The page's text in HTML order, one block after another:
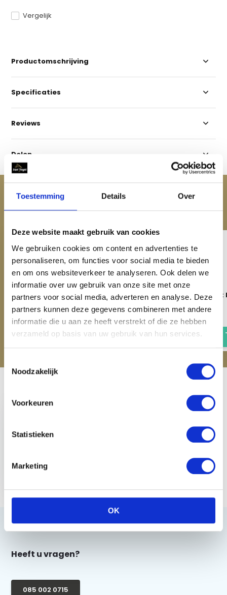
Toestemming Details Over
Deze website maakt gebruik van cookies
We gebruiken cookies om content en advertenties te
personaliseren, om functies voor social media te bieden
en om ons websiteverkeer te analyseren. Ook delen we
informatie over uw gebruik van onze site met onze
partners voor social media, adverteren en analyse. Deze
partners kunnen deze gegevens combineren met andere
informatie die u aan ze heeft verstrekt of die ze hebben
verzameld op basis van uw gebruik van hun services.
Noodzakelijk
Voorkeuren
Statistieken
Marketing
OK
Vergelijk
Productomschrijving
Specificaties
Reviews
Delen
ACCESSOIRES
Maak je aankoop compleet
Harry's Horse Mini Gift Box -
Roze
€ 12,95
Harry's Horse Mini Gift
Blauw
€ 12,95
Gift Box - Antraciet
Heeft u vragen?
085 002 0715